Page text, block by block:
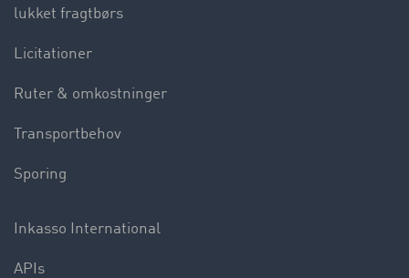
lukket fragtbørs
Licitationer
Ruter & omkostninger
Transportbehov
Sporing
Inkasso International
APIs